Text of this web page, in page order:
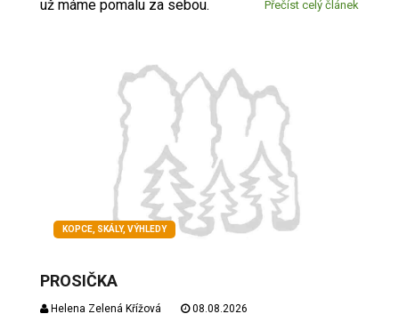
už máme pomalu za sebou.
Přečíst celý článek
KOPCE, SKÁLY, VÝHLEDY
PROSIČKA
Helena Zelená Křížová 08.08.2026